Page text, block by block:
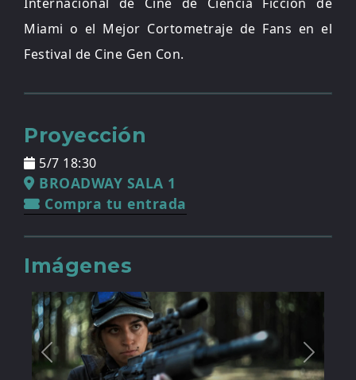
Miami o el Mejor Cortometraje de Fans en el
Festival de Cine Gen Con.
Proyección
5/7 18:30
BROADWAY SALA 1
Compra tu entrada
Imágenes